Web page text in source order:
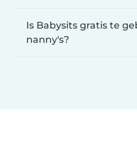
Is Babysits gratis te
nanny's?